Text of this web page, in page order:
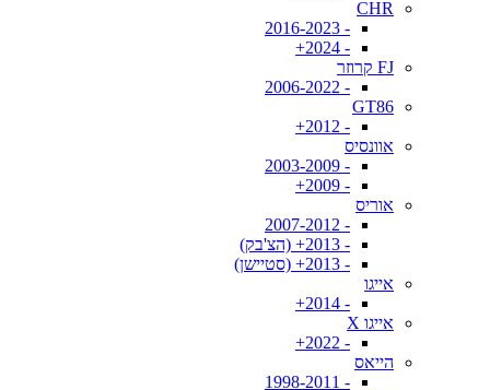
CHR
- 2016-2023
- 2024+
FJ קרוזר
- 2006-2022
GT86
- 2012+
אוונסיס
- 2003-2009
- 2009+
אוריס
- 2007-2012
- 2013+ (הצ'בק)
- 2013+ (סטיישן)
אייגו
- 2014+
אייגו X
- 2022+
הייאס
- 1998-2011